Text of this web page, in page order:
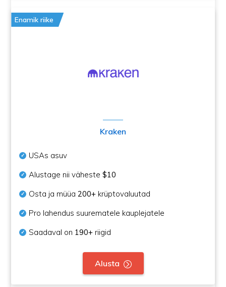
Enamik riike
Kraken
USAs asuv
Alustage nii väheste$10
Osta ja müüa200+ krüptovaluutad
Pro lahendus suurematele kauplejatele
Saadaval on 190+ riigid
Alusta